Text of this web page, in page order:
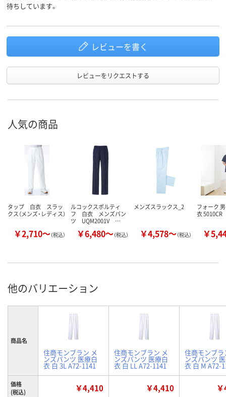
待ちしています。
レビューを書く
レビューをリクエストする
人気の商品
タップ 白衣 スラッ
クス（メンズ・レディス）
￥2,710～（税込）
ルコックスポルティ
フ 白衣 メンズパン
ツ UQM2001V …
￥6,480～（税込）
メンズスラックス_2
￥4,578～（税込）
フォーク
衣 5010CR
￥
他のバリエーション
商品名
住商モンブラン メ
ンズパンツ 医療白
衣 白 3L A72-1141
住商モンブラン メ
ンズパンツ 医療白
衣 白 LL A72-1141
住商モンブラ
ンズパンツ
衣 白 M A72-
価格
(税込)
￥4,410 ￥4,410